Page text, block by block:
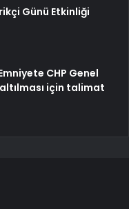
Günü Etkinliği
CHP Genel
için talimat